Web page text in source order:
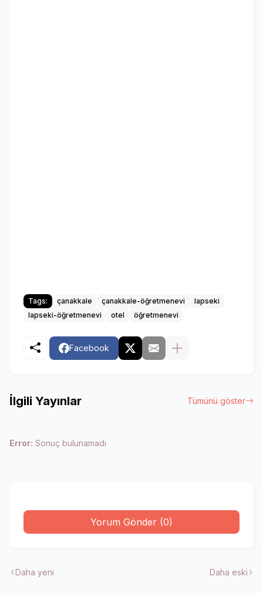
Tags: çanakkale çanakkale-öğretmenevi
lapseki
lapseki-öğretmenevi
otel öğretmenevi
Facebook
İlgili Yayınlar Tümünü göster
Error: Sonuç bulunamadı
Yorum Gönder (0)
Daha yeni Daha eski